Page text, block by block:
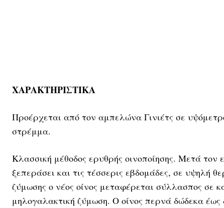
ΧΑΡΑΚΤΗΡΙΣΤΙΚΑ
Προέρχεται από τον αμπελώνα Γινιέτς σε
στρέμμα.
Κλασσική μέθοδος ερυθρής οινοποίησης. Μετά
ξεπεράσει και τις τέσσερις εβδομάδες, σε υψηλή
ζύμωσης ο νέος οίνος μεταφέρεται σύλλασπος σε
μηλογαλακτική ζύμωση. Ο οίνος περνά δώδεκα